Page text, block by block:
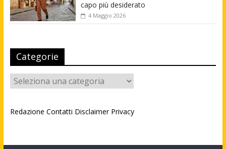
capo più desiderato
4 Maggio 2026
Categorie
Categorie
Redazione Contatti Disclaimer Privacy